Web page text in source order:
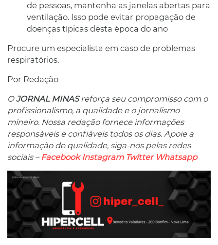
de pessoas, mantenha as janelas abertas para
ventilação. Isso pode evitar propagação de
doenças típicas desta época do ano
Procure um especialista em caso de problemas
respiratórios.
Por Redação
OJORNAL MINASreforça seu compromisso com o
profissionalismo, a qualidade e o jornalismo
mineiro. Nossa redação fornece informações
responsáveis ​​e confiáveis ​​todos os dias. Apoie a
informação de qualidade, siga-nos pelas redes
sociais – Facebook Instagram Twitter Whatsapp